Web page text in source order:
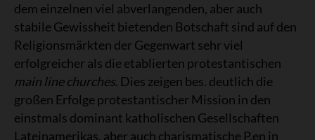
dem einzelnen viel abverlangenden, aber auch
stabile Gewissheit bietenden Botschaft sind auf den
Religionsmärkten der Gegenwart sehr viel
erfolgreicher als die etablierten protestantischen
main line churches. Dies zeigen bes. deutlich die
großen Erfolge protestantischer Mission in den
einstmals dominant katholischen Gesellschaften
Lateinamerikas, aber auch charismatische P.en in